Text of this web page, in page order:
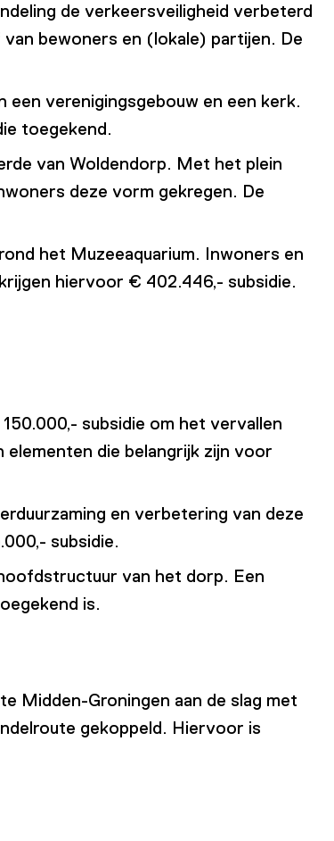
de verkeersveiligheid verbeterd
bewoners en (lokale) partijen. De
een verenigingsgebouw en een kerk.
toegekend.
van Woldendorp. Met het plein
deze vorm gekregen. De
het Muzeeaquarium. Inwoners en
hiervoor € 402.446,- subsidie.
subsidie om het vervallen
die belangrijk zijn voor
en verbetering van deze
subsidie.
van het dorp. Een
is.
Midden-Groningen aan de slag met
gekoppeld. Hiervoor is